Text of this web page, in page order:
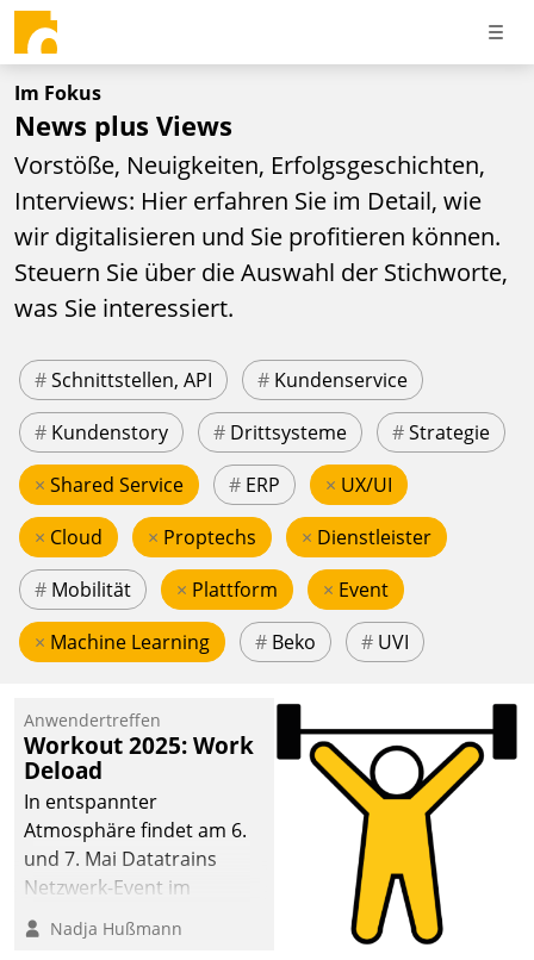
Im Fokus
News plus Views
Vorstöße, Neuigkeiten, Erfolgsgeschichten,
Interviews: Hier erfahren Sie im Detail, wie
wir digitalisieren und Sie profitieren können.
Steuern Sie über die Auswahl der Stichworte,
was Sie interessiert.
#Schnittstellen, API # Kundenservice
# Kundenstory # Drittsysteme #Strategie
× Shared Service # ERP × UX/UI
× Cloud × Proptechs × Dienstleister
# Mobilität × Plattform × Event
× Machine Learning # Beko # UVI
Anwendertreffen
Workout 2025: Work
Deload
In entspannter
Atmosphäre findet am 6.
und 7. Mai Datatrains
Netzwerk-Event im
Kunden- und Partnerkreis
statt. Zentrale Frage: Wie
Nadja Hußmann